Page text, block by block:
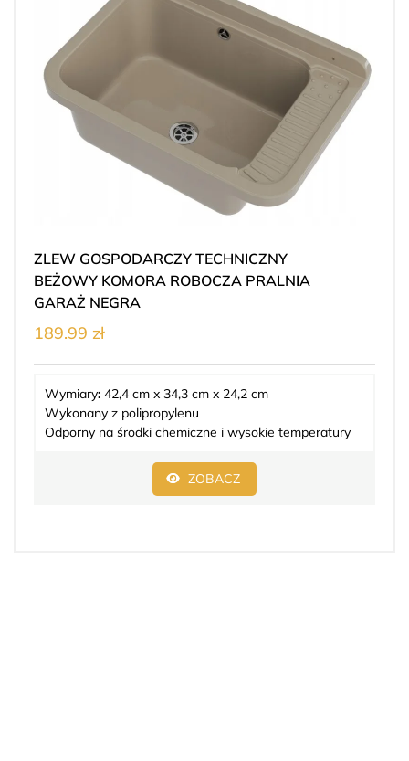
ZLEW GOSPODARCZY TECHNICZNY
BEŻOWY KOMORA ROBOCZA PRALNIA
GARAŻ NEGRA
189.99 zł
Wymiary: 42,4 cm x 34,3 cm x 24,2 cm
Wykonany z polipropylenu
Odporny na środki chemiczne i wysokie temperatury
ZOBACZ